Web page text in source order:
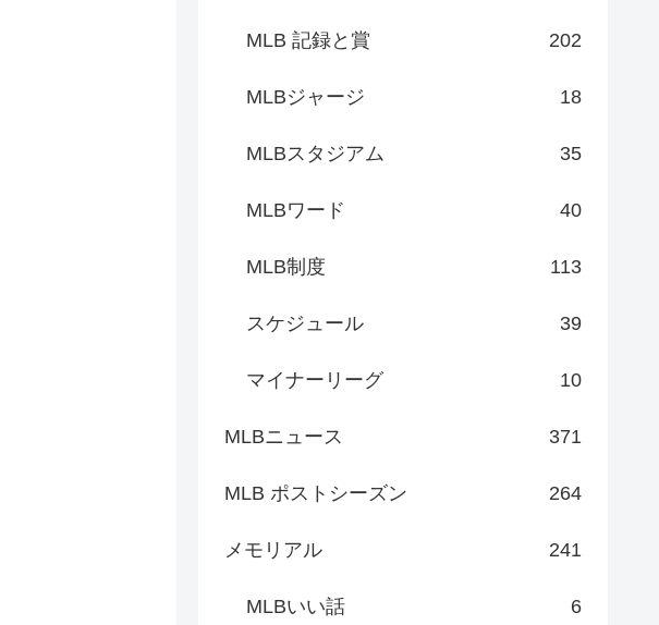
MLB 記録と賞 202
MLBジャージ 18
MLBスタジアム 35
MLBワード 40
MLB制度 113
スケジュール 39
マイナーリーグ 10
MLBニュース 371
MLB ポストシーズン 264
メモリアル 241
MLBいい話 6